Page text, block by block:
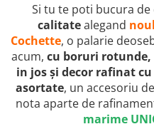
Si tu te poti bucura de
calitatealegand
Cochette, o palarie
acum, cu boruri rotunde,
in jos și decor rafinat
asortate, un accesoriu
nota aparte de
marime